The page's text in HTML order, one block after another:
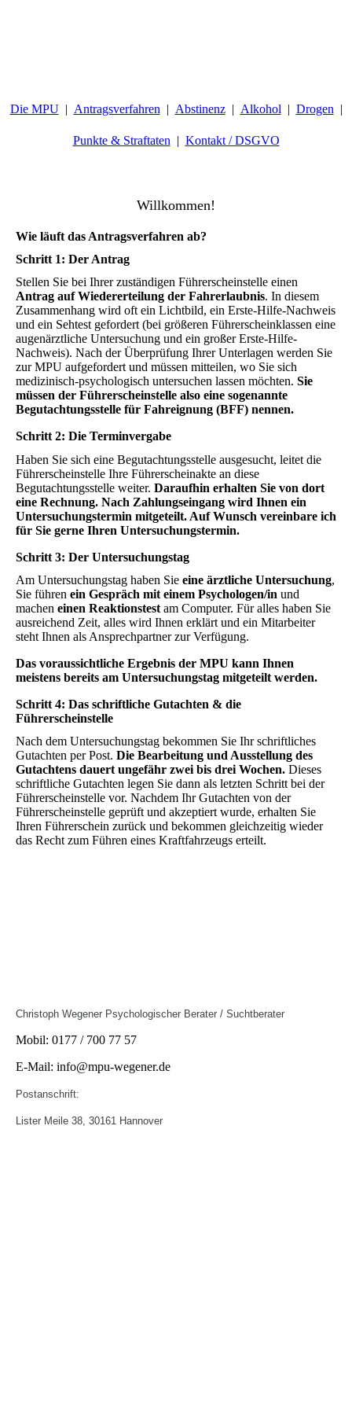
Die MPU Antragsverfahren Abstinenz Alkohol Drogen
Punkte & Straftaten Kontakt / DSGVO
Willkommen!
Wie läuft das Antragsverfahren ab?
Schritt 1: Der Antrag
Stellen Sie bei Ihrer zuständigen Führerscheinstelle einen
Antrag auf Wiedererteilung der Fahrerlaubnis. In diesem
Zusammenhang wird oft ein Lichtbild, ein Erste-Hilfe-Nachweis
und ein Sehtest gefordert (bei größeren Führerscheinklassen eine
augenärztliche Untersuchung und ein großer Erste-Hilfe-
Nachweis). Nach der Überprüfung Ihrer Unterlagen werden Sie
zur MPU aufgefordert und müssen mitteilen, wo Sie sich
medizinisch-psychologisch untersuchen lassen möchten. Sie
müssen der Führerscheinstelle also eine sogenannte
Begutachtungsstelle für Fahreignung (BFF) nennen.
Schritt 2: Die Terminvergabe
Haben Sie sich eine Begutachtungsstelle ausgesucht, leitet die
Führerscheinstelle Ihre Führerscheinakte an diese
Begutachtungsstelle weiter. Daraufhin erhalten Sie von dort
eine Rechnung. Nach Zahlungseingang wird Ihnen ein
Untersuchungstermin mitgeteilt. Auf Wunsch vereinbare ich
für Sie gerne Ihren Untersuchungstermin.
Schritt 3: Der Untersuchungstag
Am Untersuchungstag haben Sie eine ärztliche Untersuchung,
Sie führen ein Gespräch mit einem Psychologen/in und
machen einen Reaktionstest am Computer. Für alles haben Sie
ausreichend Zeit, alles wird Ihnen erklärt und ein Mitarbeiter
steht Ihnen als Ansprechpartner zur Verfügung.
Das voraussichtliche Ergebnis der MPU kann Ihnen
meistens bereits am Untersuchungstag mitgeteilt werden.
Schritt 4: Das schriftliche Gutachten & die
Führerscheinstelle
Nach dem Untersuchungstag bekommen Sie Ihr schriftliches
Gutachten per Post. Die Bearbeitung und Ausstellung des
Gutachtens dauert ungefähr zwei bis drei Wochen. Dieses
schriftliche Gutachten legen Sie dann als letzten Schritt bei der
Führerscheinstelle vor. Nachdem Ihr Gutachten von der
Führerscheinstelle geprüft und akzeptiert wurde, erhalten Sie
Ihren Führerschein zurück und bekommen gleichzeitig wieder
das Recht zum Führen eines Kraftfahrzeugs erteilt.
Christoph Wegener Psychologischer Berater / Suchtberater
Mobil: 0177 / 700 77 57
E-Mail: info@mpu-wegener.de
Postanschrift:
Lister Meile 38, 30161 Hannover